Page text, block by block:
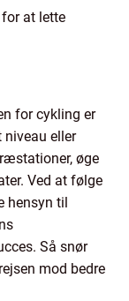
at lette
for cykling er
niveau eller
øge
Ved at følge
hensyn til
Så snør
mod bedre